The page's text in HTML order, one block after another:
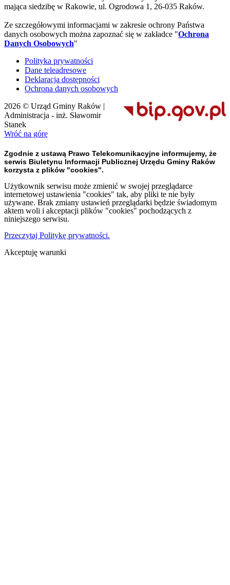
mająca siedzibę w Rakowie, ul. Ogrodowa 1, 26-035 Raków.
Ze szczegółowymi informacjami w zakresie ochrony Państwa
danych osobowych można zapoznać się w zakładce "Ochrona
Danych Osobowych"
Polityka prywatności
Dane teleadresowe
Deklaracja dostępności
Ochrona danych osobowych
2026 © Urząd Gminy Raków |
Administracja - inż. Sławomir
Stanek
Wróć na górę
Zgodnie z ustawą Prawo Telekomunikacyjne informujemy, że
serwis Biuletynu Informacji Publicznej Urzędu Gminy Raków
korzysta z plików "cookies".
Użytkownik serwisu może zmienić w swojej przeglądarce
internetowej ustawienia "cookies" tak, aby pliki te nie były
używane. Brak zmiany ustawień przeglądarki będzie świadomym
aktem woli i akceptacji plików "cookies" pochodzących z
niniejszego serwisu.
Przeczytaj Politykę prywatności.
Akceptuję warunki